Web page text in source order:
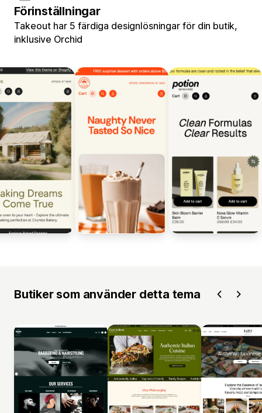
Förinställningar
Takeout har 5 färdiga designlösningar för din butik,
inklusive Orchid
Butiker som använder detta tema